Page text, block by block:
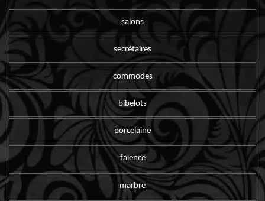
salons
secrétaires
commodes
bibelots
porcelaine
faïence
marbre